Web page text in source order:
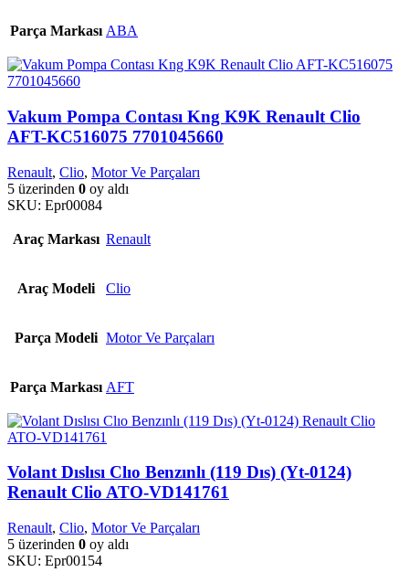
Parça Markası ABA
Vakum Pompa Contası Kng K9K Renault Clio
AFT-KC516075 7701045660
Renault, Clio, Motor Ve Parçaları
5 üzerinden 0 oy aldı
SKU: Epr00084
Araç Markası Renault
Araç Modeli Clio
Parça Modeli Motor Ve Parçaları
Parça Markası AFT
Volant Dıslısı Clıo Benzınlı (119 Dıs) (Yt-0124)
Renault Clio ATO-VD141761
Renault, Clio, Motor Ve Parçaları
5 üzerinden 0 oy aldı
SKU: Epr00154